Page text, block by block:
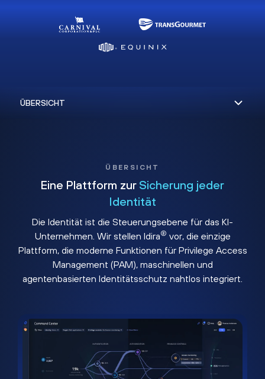
ÜBERSICHT
Eine Plattform zur Sicherung jeder
Identität
Die Identität ist die Steuerungsebene für das KI-
Unternehmen. Wir stellen Idira® vor, die einzige
Plattform, die moderne Funktionen für Privilege Access
Management (PAM), maschinellen und
agentenbasierten Identitätsschutz nahtlos integriert.